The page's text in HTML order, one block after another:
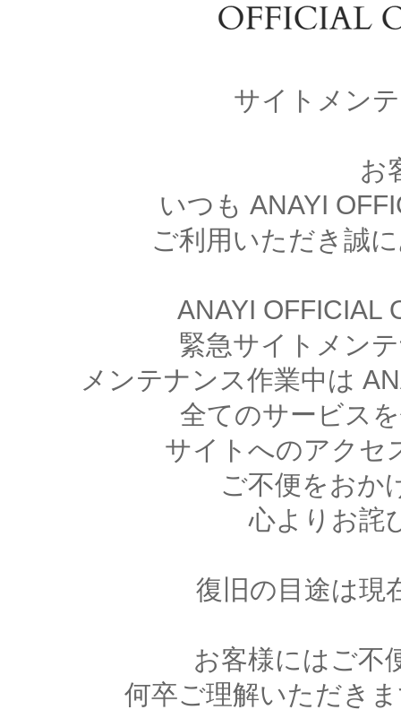
サイトメン
お
いつも ANAYI
ご利用いただき誠
ANAYI OFFICIAL
緊急サイトメン
メンテナンス作業中は
全てのサービス
サイトへのアクセ
ご不便をおか
心よりお詫
復旧の目途は現
お客様にはご不
何卒ご理解いただき